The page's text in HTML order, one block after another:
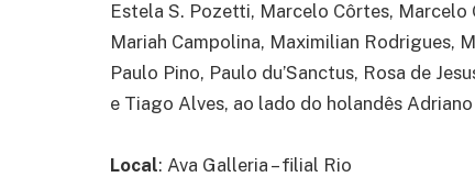
Estela S. Pozetti, Marcelo Côrtes, Marcelo
Mariah Campolina, Maximilian Rodrigues,
Paulo Pino, Paulo du’Sanctus, Rosa de
e Tiago Alves, ao lado do holandês
Local: Ava Galleria – filial Rio